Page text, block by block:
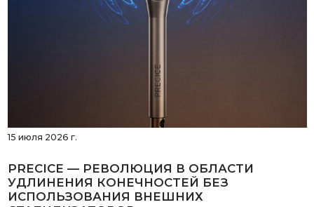
15 июля 2026 г.
PRECICE — РЕВОЛЮЦИЯ В ОБЛАСТИ
УДЛИНЕНИЯ КОНЕЧНОСТЕЙ БЕЗ
ИСПОЛЬЗОВАНИЯ ВНЕШНИХ